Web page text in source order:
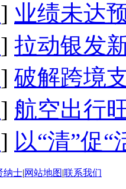
] 业绩未达
] 拉动银发
] 破解跨境
] 航空出行
] 以“清”促
纳士|网站地图|联系我们